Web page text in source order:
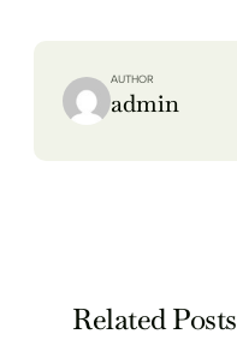
AUTHOR
admin
Related Posts